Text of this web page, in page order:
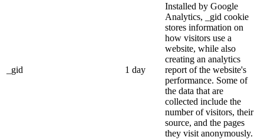
_gid 1 day
Installed by Google
Analytics, _gid cookie
stores information on
how visitors use a
website, while also
creating an analytics
report of the website's
performance. Some of
the data that are
collected include the
number of visitors, their
source, and the pages
they visit anonymously.